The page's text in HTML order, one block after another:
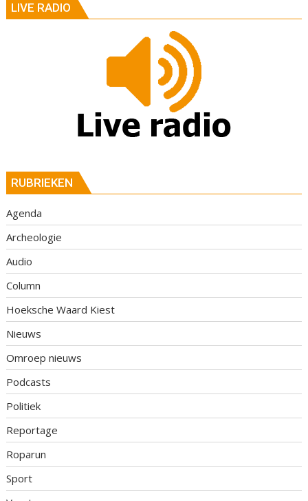
LIVE RADIO
RUBRIEKEN
Agenda
Archeologie
Audio
Column
Hoeksche Waard Kiest
Nieuws
Omroep nieuws
Podcasts
Politiek
Reportage
Roparun
Sport